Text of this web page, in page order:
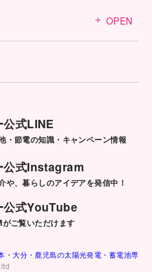
公式LINE
・節電の知識・キャンペーン情報
公式Instagram
や、暮らしのアイデアを発信中！
公式YouTube
ご覧いただけます
OPEN
・大分・鹿児島の太陽光発電・蓄電池専